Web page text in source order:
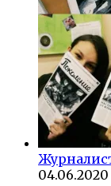
04.06.2020